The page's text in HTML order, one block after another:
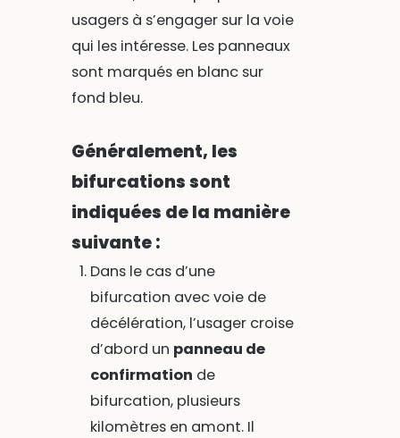
usagers à s’engager sur la voie
qui les intéresse. Les panneaux
sont marqués en blanc sur
fond bleu.
Généralement, les
bifurcations sont
indiquées de la manière
suivante :
Dans le cas d’une
bifurcation avec voie de
décélération, l’usager croise
d’abord un panneau de
confirmation de
bifurcation, plusieurs
kilomètres en amont. Il